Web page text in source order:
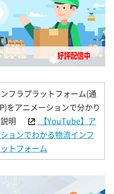
フラプラットフォーム(通
をアニメーションで分かり
説明
【YouTube】ア
ョンでわかる物流インフ
トフォーム